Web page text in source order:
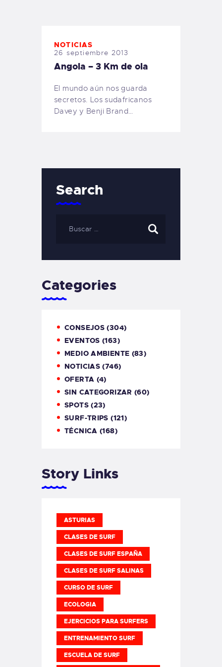
NOTICIAS
26 septiembre 2013
Angola – 3 Km de ola
El mundo aún nos guarda
secretos. Los sudafricanos
Davey y Benji Brand…
Search
Categories
CONSEJOS (304)
EVENTOS (163)
MEDIO AMBIENTE (83)
NOTICIAS (746)
OFERTA (4)
SIN CATEGORIZAR (60)
SPOTS(23)
SURF-TRIPS (121)
TÉCNICA (168)
Story Links
ASTURIAS
CLASES DE SURF
CLASES DE SURF ESPAÑA
CLASES DE SURF SALINAS
CURSO DE SURF
ECOLOGIA
EJERCICIOS PARA SURFERS
ENTRENAMIENTO SURF
ESCUELA DE SURF